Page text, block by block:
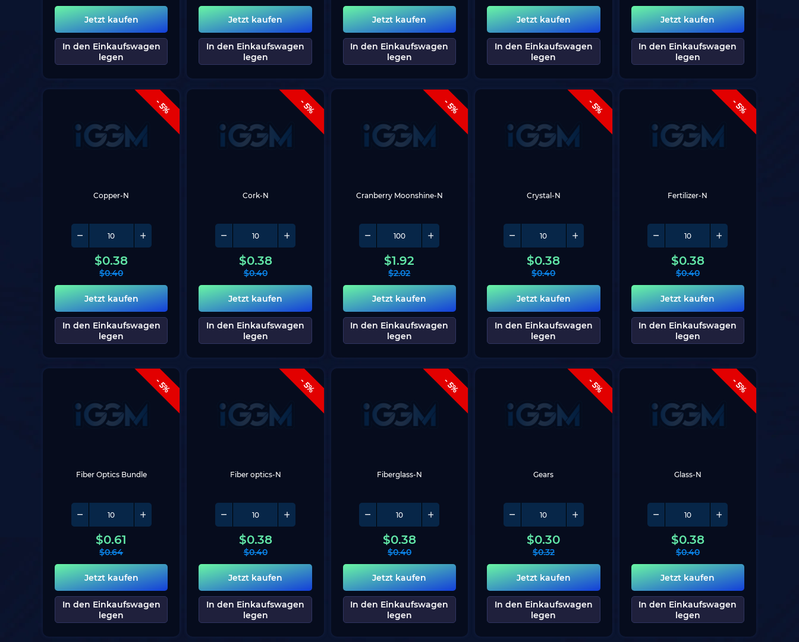
Jetzt kaufen
In den Einkaufswagen
legen
Jetzt kaufen
In den Einkaufswagen
legen
Jetzt kaufen
In den Einkaufswagen
legen
Jetzt kaufen
In den Einkaufswagen
legen
Jetzt kaufen
In den Einkaufswagen
legen
- 5%
Copper-N
$0.38
$0.40
Jetzt kaufen
In den Einkaufswagen
legen
- 5%
Cork-N
$0.38
$0.40
Jetzt kaufen
In den Einkaufswagen
legen
- 5%
Cranberry Moonshine-N
$1.92
$2.02
Jetzt kaufen
In den Einkaufswagen
legen
- 5%
Crystal-N
$0.38
$0.40
Jetzt kaufen
In den Einkaufswagen
legen
- 5%
Fertilizer-N
$0.38
$0.40
Jetzt kaufen
In den Einkaufswagen
legen
- 5%
Fiber Optics Bundle
$0.61
$0.64
Jetzt kaufen
In den Einkaufswagen
legen
- 5%
Fiber optics-N
$0.38
$0.40
Jetzt kaufen
In den Einkaufswagen
legen
- 5%
Fiberglass-N
$0.38
$0.40
Jetzt kaufen
In den Einkaufswagen
legen
- 5%
Gears
$0.30
$0.32
Jetzt kaufen
In den Einkaufswagen
legen
- 5%
Glass-N
$0.38
$0.40
Jetzt kaufen
In den Einkaufswagen
legen